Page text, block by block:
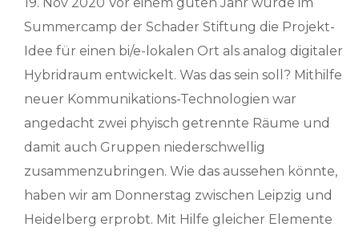
Summercamp der Schader Stiftung die Projekt-
Idee für einen bi/e-lokalen Ort als analog digitaler
Hybridraum entwickelt. Was das sein soll? Mithilfe
neuer Kommunikations-Technologien war
angedacht zwei phyisch getrennte Räume und
damit auch Gruppen niederschwellig
zusammenzubringen. Wie das aussehen könnte,
haben wir am Donnerstag zwischen Leipzig und
Heidelberg erprobt. Mit Hilfe gleicher Elemente